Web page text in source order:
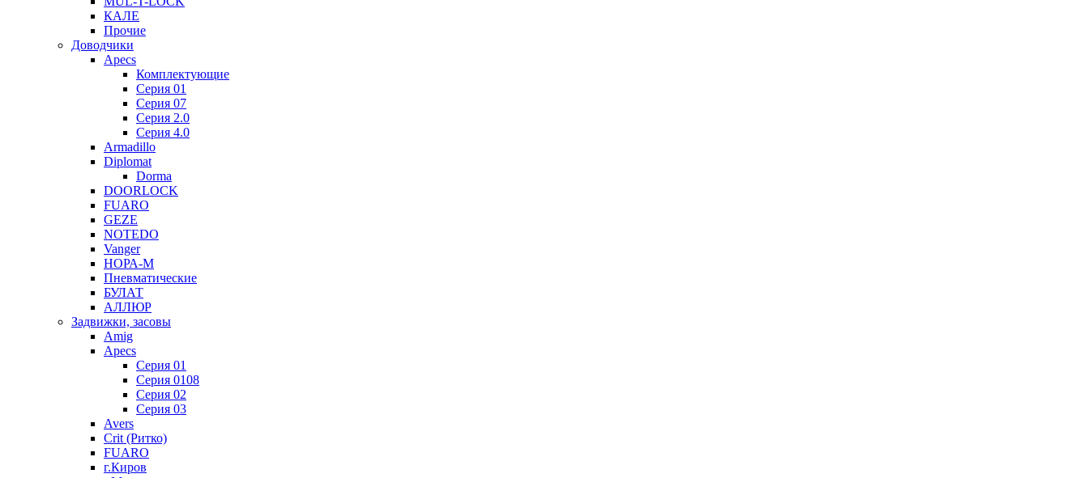
КАЛЕ
Прочие
Доводчики
Apecs
Комплектующие
Серия 01
Серия 07
Серия 2.0
Серия 4.0
Armadillo
Diplomat
Dorma
DOORLOCK
FUARO
GEZE
NOTEDO
Vanger
НОРА-М
Пневматические
БУЛАТ
АЛЛЮР
Задвижки, засовы
Amig
Apecs
Серия 01
Серия 0108
Серия 02
Серия 03
Avers
Crit (Ритко)
FUARO
г.Киров